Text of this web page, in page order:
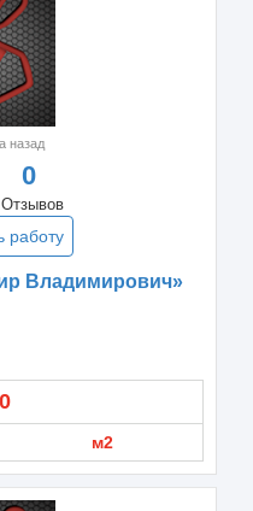
назад
0
Отзывов
работу
Владимирович»
м2